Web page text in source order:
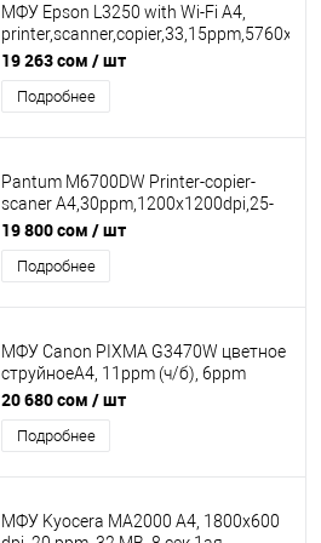
МФУ Epson L3250 with Wi-Fi A4,
printer,1200x2400dpi scaner и copier,
iPrint, Epson Email
(003) 1A Print(замена Epson L3150) КЗ
19 263 сом / шт
Подробнее
Pantum M6700DW Printer-copier-
scaner A4,30ppm,1200x1200dpi,25-
400%, USB WIFI LAN DUPLEX
19 800 сом / шт
Подробнее
МФУ Canon PIXMA G3470W цветное
струйноеA4, 11ppm (ч/б), 6ppm
(цвет), 4800x1200 dpi, USB, Wi-Fi,
картриджи GI-41 PGBK/C/M/Y, USB
2.0, Wi-Fi, Белый [5805C029AA]
20 680 сом / шт
Подробнее
МФУ Kyocera MA2000 A4, 1800x600